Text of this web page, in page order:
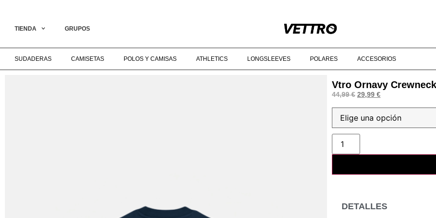
TIENDA GRUPOS
SUDADERAS CAMISETAS POLOS Y CAMISAS ATHLETICS LONGSLEEVES POLARES ACCESORIOS
Vtro Ornavy Crewneck
44,99€ 29,99 €
DETALLES